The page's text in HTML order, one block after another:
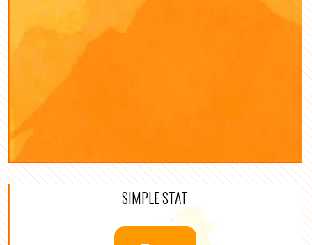
SIMPLE STAT